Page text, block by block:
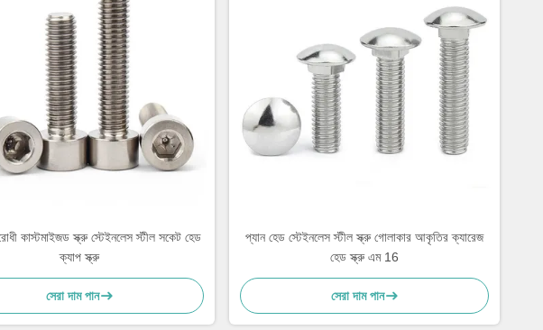
কাস্টমাইজড স্ক্রু স্টেইনলেস স্টীল সকেট হেড
ক্যাপ স্ক্রু
সেরা দাম পান
প্যান হেড স্টেইনলেস স্টীল স্ক্রু গোলাকার আকৃতির ক্যারেজ
হেড স্ক্রু এম 16
সেরা দাম পান